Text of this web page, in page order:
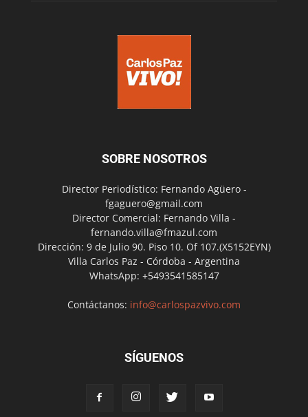
SOBRE NOSOTROS
Director Periodístico: Fernando Agüero -
fgaguero@gmail.com
Director Comercial: Fernando Villa -
fernando.villa@fmazul.com
Dirección: 9 de Julio 90. Piso 10. Of 107.(X5152EYN)
Villa Carlos Paz - Córdoba - Argentina
WhatsApp: +5493541585147
Contáctanos: info@carlospazvivo.com
SÍGUENOS